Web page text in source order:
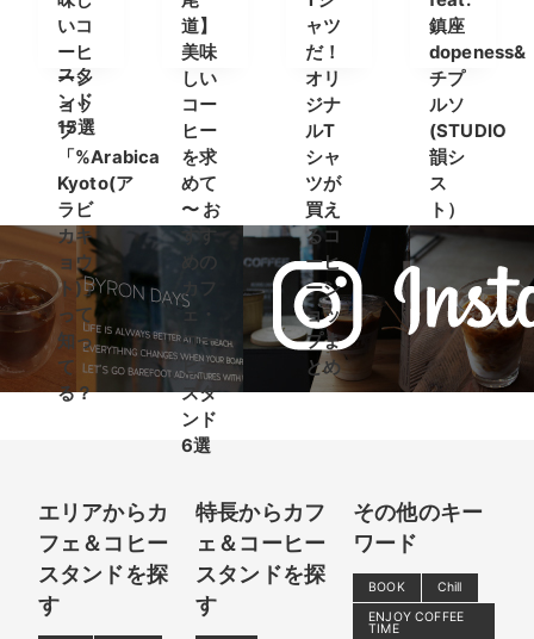
コー
ヒー
スタ
ンド
15選
8選
スタ
ンド
登場
いコ
ーヒ
ーシ
ョッ
プ
「%Arabica
Kyoto(ア
ラビ
カキ
ョウ
ト)」
って
知っ
て
る？
道】
美味
しい
コー
ヒー
を求
めて
〜 お
すす
めの
カフ
ェ・
コー
ヒー
スタ
ンド
6選
ャツ
だ！
オリ
ジナ
ルT
シャ
ツが
買え
るコ
ーヒ
ーシ
ョッ
プま
とめ
鎮座
dopeness&
チプ
ルソ
(STUDIO
韻シ
ス
ト）
エリアからカ
フェ＆コヒー
スタンドを探
す
特長からカフ
ェ＆コーヒー
スタンドを探
す
その他のキー
ワード
BOOK
Chill
ENJOY COFFEE
TIME